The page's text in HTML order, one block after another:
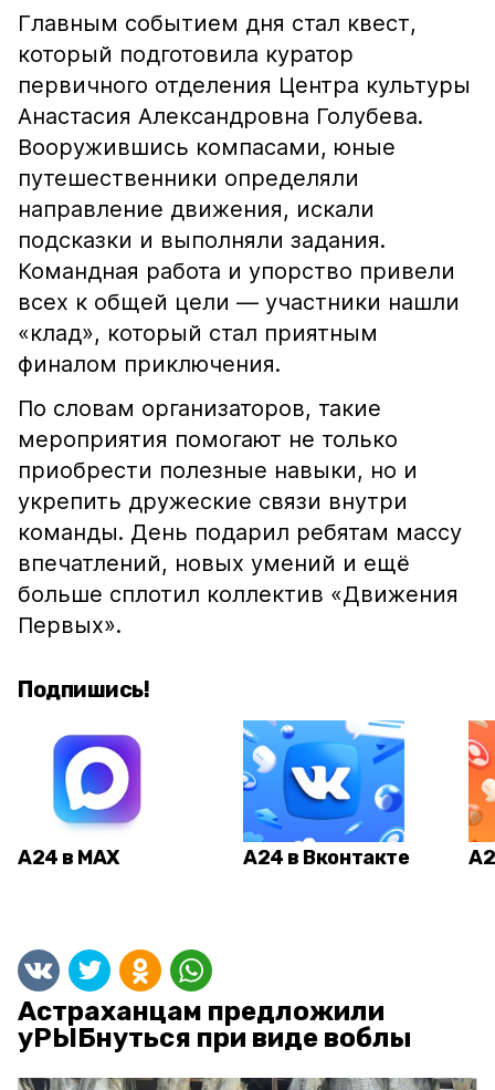
Главным событием дня стал квест,
который подготовила куратор
первичного отделения Центра культуры
Анастасия Александровна Голубева.
Вооружившись компасами, юные
путешественники определяли
направление движения, искали
подсказки и выполняли задания.
Командная работа и упорство привели
всех к общей цели — участники нашли
«клад», который стал приятным
финалом приключения.
По словам организаторов, такие
мероприятия помогают не только
приобрести полезные навыки, но и
укрепить дружеские связи внутри
команды. День подарил ребятам массу
впечатлений, новых умений и ещё
больше сплотил коллектив «Движения
Первых».
Подпишись!
А24 в MAX А24 в Вконтакте
Астраханцам предложили
уРЫБнуться при виде воблы